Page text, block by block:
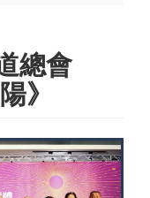
總會
》